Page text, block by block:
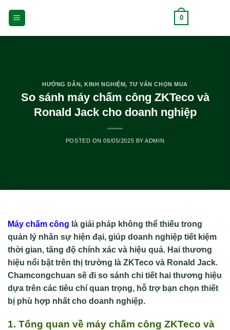
0
HƯỚNG DẪN,KINH NGHIỆM, TƯ VẤN CHỌN MUA
So sánh máy chấm công ZKTeco và
Ronald Jack cho doanh nghiệp
POSTED ON08/05/2025 BYADMIN
Máy chấm công là giải pháp không thể thiếu trong
quản lý nhân sự hiện đại, giúp doanh nghiệp tiết kiệm
thời gian, tăng độ chính xác và hiệu quả. Hai thương
hiệu nổi bật trên thị trường là ZKTeco và Ronald Jack.
Chamcongchuan sẽ đi so sánh chi tiết hai thương hiệu
dựa trên các tiêu chí quan trọng, hỗ trợ bạn chọn thiết
bị phù hợp nhất cho doanh nghiệp.
1. Tổng quan về máy chấm công ZKTeco và